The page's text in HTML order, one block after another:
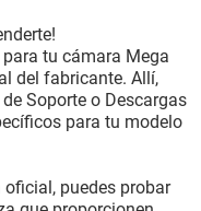
tu cámara Mega
del fabricante. Allí,
Soporte o Descargas
para tu modelo
puedes probar